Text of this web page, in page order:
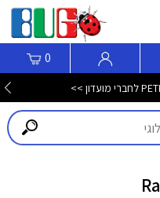
0